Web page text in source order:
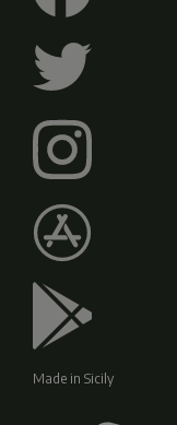
Made in Sicily